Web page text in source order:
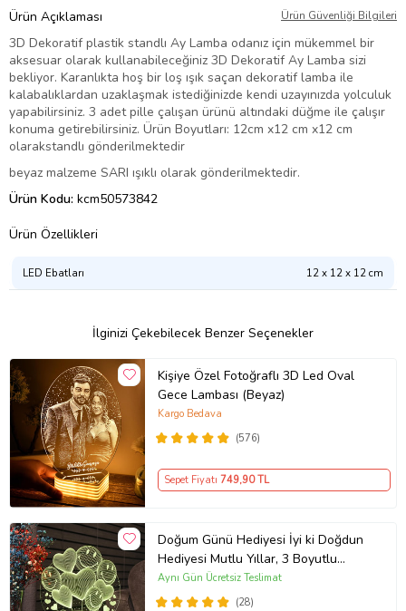
Ürün Açıklaması Ürün Güvenliği Bilgileri
3D Dekoratif plastik standlı Ay Lamba odanız için mükemmel bir
aksesuar olarak kullanabileceğiniz 3D Dekoratif Ay Lamba sizi
bekliyor. Karanlıkta hoş bir loş ışık saçan dekoratif lamba ile
kalabalıklardan uzaklaşmak istediğinizde kendi uzayınızda yolculuk
yapabilirsiniz. 3 adet pille çalışan ürünü altındaki düğme ile çalışır
konuma getirebilirsiniz. Ürün Boyutları: 12cm x12 cm x12 cm
olarakstandlı gönderilmektedir
beyaz malzeme SARI ışıklı olarak gönderilmektedir.
Ürün Kodu: kcm50573842
Ürün Özellikleri
LED Ebatları 12 x 12 x 12 cm
İlginizi Çekebilecek Benzer Seçenekler
Kişiye Özel Fotoğraflı 3D Led Oval
Gece Lambası (Beyaz)
(576)
Kargo Bedava
Sepet Fiyatı 749,90 TL
Doğum Günü Hediyesi İyi ki Doğdun
Hediyesi Mutlu Yıllar, 3 Boyutlu
Smiley Kalpler Küre Led Lamba
Kişiye Özel, Yeni Yıl Hediyesi
(28)
Aynı Gün Ücretsiz Teslimat